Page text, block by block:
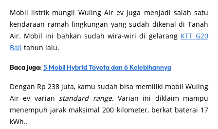
Mobil listrik mungil Wuling Air ev juga menjadi salah satu
kendaraan ramah lingkungan yang sudah dikenal di Tanah
Air. Mobil ini bahkan sudah wira-wiri di gelarang KTT G20
Bali tahun lalu.
Baca juga: 5 Mobil Hybrid Toyota dan 6 Kelebihannya
Dengan Rp 238 juta, kamu sudah bisa memiliki mobil Wuling
Air ev varian standard range. Varian ini diklaim mampu
menempuh jarak maksimal 200 kilometer, berkat baterai 17
kWh..